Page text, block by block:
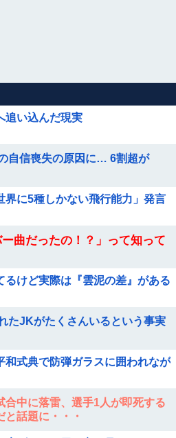
追い込んだ現実
自信喪失の原因に… 6割超が
界に5種しかない飛行能力」発言
ー曲だったの！？」って知って
けど実際は『雲泥の差』がある
たJKがたくさんいるという事実
和式典で防弾ガラスに囲われなが
合中に落雷、選手1人が即死する
話題に・・・